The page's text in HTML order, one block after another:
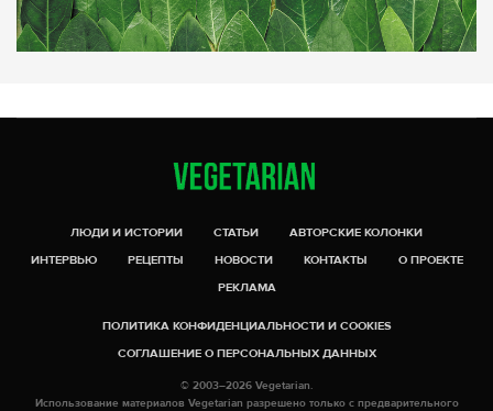
ЛЮДИ И ИСТОРИИ СТАТЬИ
АВТОРСКИЕ КОЛОНКИ
ИНТЕРВЬЮ
РЕЦЕПТЫ НОВОСТИ КОНТАКТЫ
О ПРОЕКТЕ
РЕКЛАМА
ПОЛИТИКА КОНФИДЕНЦИАЛЬНОСТИ И COOKIES
СОГЛАШЕНИЕ О ПЕРСОНАЛЬНЫХ ДАННЫХ
© 2003–2026 Vegetarian.
Использование материалов Vegetarian разрешено только с предварительного